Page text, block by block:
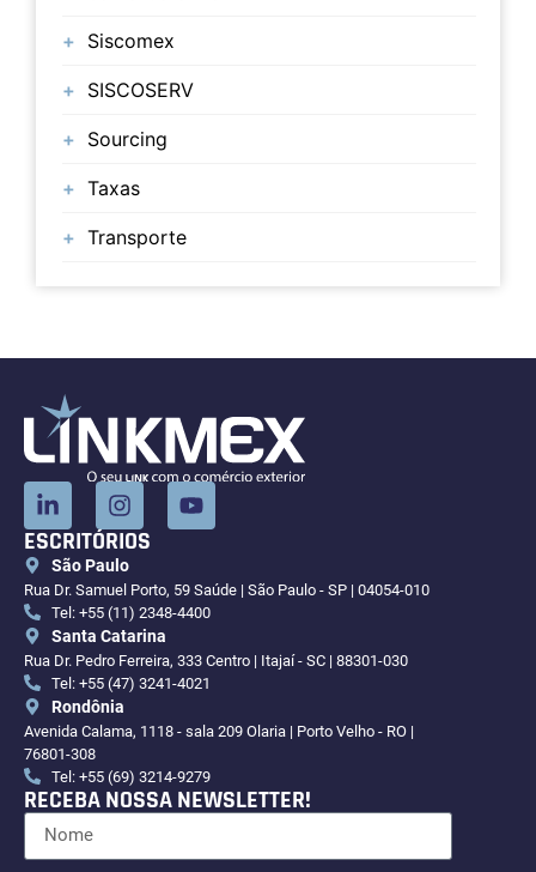
Siscomex
SISCOSERV
Sourcing
Taxas
Transporte
ESCRITÓRIOS
São Paulo
Rua Dr. Samuel Porto, 59 Saúde | São Paulo - SP | 04054-010
Tel: +55 (11) 2348-4400
Santa Catarina
Rua Dr. Pedro Ferreira, 333 Centro | Itajaí - SC | 88301-030
Tel: +55 (47) 3241-4021
Rondônia
Avenida Calama, 1118 - sala 209 Olaria | Porto Velho - RO |
76801-308
Tel: +55 (69) 3214-9279
RECEBA NOSSA NEWSLETTER!